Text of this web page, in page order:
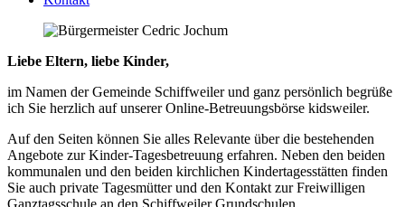
Liebe Eltern, liebe Kinder,
im Namen der Gemeinde Schiffweiler und ganz persönlich begrüße
ich Sie herzlich auf unserer Online-Betreuungsbörse kidsweiler.
Auf den Seiten können Sie alles Relevante über die bestehenden
Angebote zur Kinder-Tagesbetreuung erfahren. Neben den beiden
kommunalen und den beiden kirchlichen Kindertagesstätten finden
Sie auch private Tagesmütter und den Kontakt zur Freiwilligen
Ganztagsschule an den Schiffweiler Grundschulen.